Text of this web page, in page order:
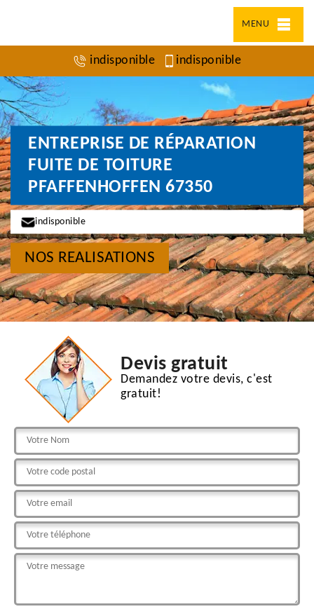
MENU
indisponible indisponible
ENTREPRISE DE RÉPARATION
FUITE DE TOITURE
PFAFFENHOFFEN 67350
indisponible
NOS REALISATIONS
Devis gratuit
Demandez votre devis, c'est
gratuit!